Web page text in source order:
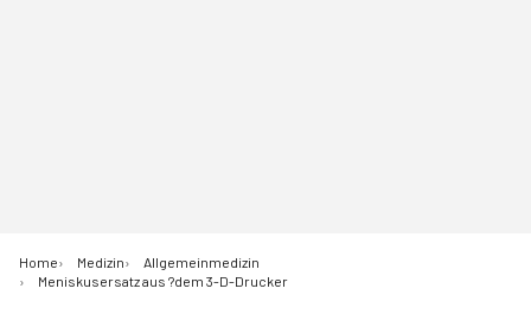
Home Medizin
Allgemeinmedizin
Meniskusersatz aus ?dem 3-D-Drucker